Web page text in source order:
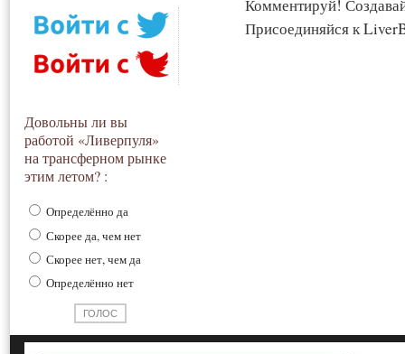
Довольны ли вы
работой «Ливерпуля»
на трансферном рынке
этим летом? :
Определённо да
Скорее да, чем нет
Скорее нет, чем да
Определённо нет
Комментируй!
Присоединяйся к